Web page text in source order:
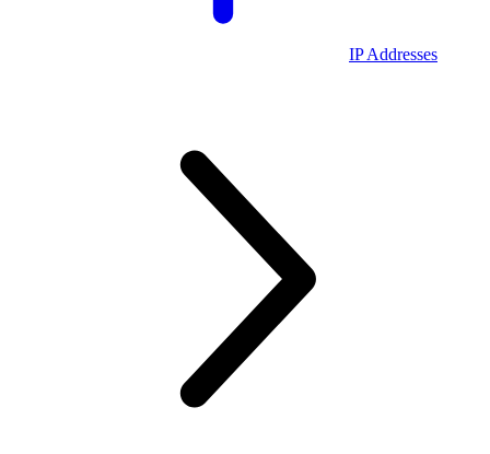
IP Addresses